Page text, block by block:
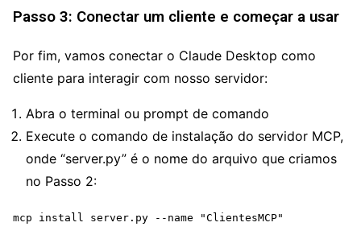
Passo 3: Conectar um cliente e começar a usar
Por fim, vamos conectar o Claude Desktop como
cliente para interagir com nosso servidor:
Abra o terminal ou prompt de comando
Execute o comando de instalação do servidor MCP,
onde “server.py” é o nome do arquivo que criamos
no Passo 2:
mcp install server.py --name "ClientesMCP"